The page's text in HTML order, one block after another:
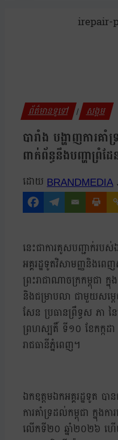
irepair-
ព័ត៌មានទូទៅ | សង្គម
បារាំង បង្ហាញការគ
ពាក់ព័ន្ធនឹងបញ្ហាព្រំដែ
BRANDMEDIA
នេះជាការគូសបញ្ជាក់រ
អគ្គរដ្ឋទូតវិសាមញ្ញនិងពេ
ព្រះរាជាណាចក្រកម្ពុជា
និងជម្រាបលា ជាមួយសម្
សែន ប្រធានព្រឹទ្ធស ភា នៃ
ព្រហស្បតិ៍ ទី១០ ខែកក្កដា
រាជធានីភ្នំពេញ។
ឯកឧត្តមឯកអគ្គរដ្ឋទូត ប
ការគាំទ្រដល់កម្ពុជា ក្នុងក
លើកទី២០ ឆ្នាំ២០២៦ ហើ